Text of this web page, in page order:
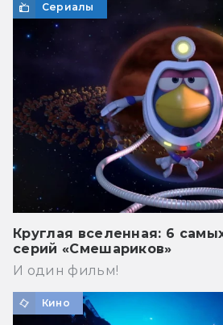
Сериалы
Круглая вселенная: 6
серий «Смешариков»
И один фильм!
Кино